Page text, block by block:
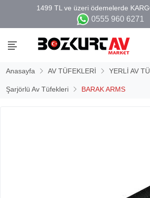
0555 960 6271
Anasayfa AV TÜFEKLERİ YERLİ AV
Şarjörlü Av Tüfekleri BARAK ARMS